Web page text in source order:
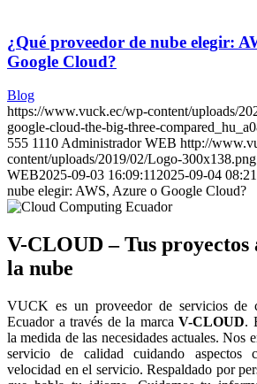
¿Qué proveedor de nube elegir:
Google Cloud?
Blog
https://www.vuck.ec/wp-content/uploads/
google-cloud-the-big-three-
555 1110 Administrador WEB http://
content/uploads/2019/02/Logo-300x138.png
WEB2025-09-03 16:09:11 2025-09-04
nube elegir: AWS, Azure o Google Cloud?
V-CLOUD – Tus proyectos
la nube
VUCK es un proveedor de servicios de
Ecuador a través de la marcaV-CLOUD.
la medida de las necesidades actuales. Nos
servicio de calidad cuidando aspectos
velocidad en el servicio. Respaldado por